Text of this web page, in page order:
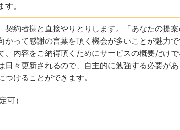
。
契約者様と直接やりとりします。「あなたの提
かって感謝の言葉を頂く機会が多いことが魅力で
、内容をご納得頂くためにサービスの概要だけ
日々更新されるので、自主的に勉強する必要が
けることができます。
可）